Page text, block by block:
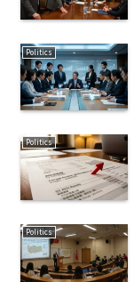
Politics
Politics
Politics